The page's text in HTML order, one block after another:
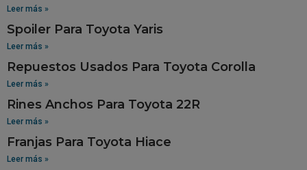
Leer más »
Spoiler Para Toyota Yaris
Leer más »
Repuestos Usados Para Toyota Corolla
Leer más »
Rines Anchos Para Toyota 22R
Leer más »
Franjas Para Toyota Hiace
Leer más »